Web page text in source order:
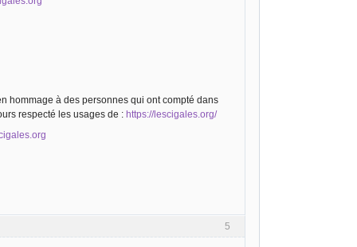
hommage à des personnes qui ont compté dans
respecté les usages de : https://lescigales.org/
5